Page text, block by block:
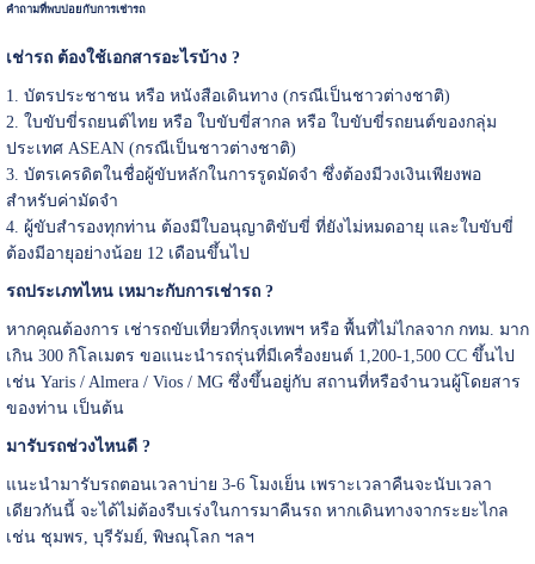
คำถามที่พบบ่อยกับการเช่ารถ
เช่ารถ ต้องใช้เอกสารอะไรบ้าง ?
1. บัตรประชาชน หรือ หนังสือเดินทาง (กรณีเป็นชาวต่างชาติ)
2. ใบขับขี่รถยนต์ไทย หรือ ใบขับขี่สากล หรือ ใบขับขี่รถยนต์ของกลุ่ม
ประเทศ ASEAN (กรณีเป็นชาวต่างชาติ)
3. บัตรเครดิตในชื่อผู้ขับหลักในการรูดมัดจำ ซึ่งต้องมีวงเงินเพียงพอ
สำหรับค่ามัดจำ
4. ผู้ขับสำรองทุกท่าน ต้องมีใบอนุญาติขับขี่ ที่ยังไม่หมดอายุ และใบขับขี่
ต้องมีอายุอย่างน้อย 12 เดือนขึ้นไป
รถประเภทไหน เหมาะกับการเช่ารถ ?
หากคุณต้องการ เช่ารถขับเที่ยวที่กรุงเทพฯ หรือ พื้นที่ไม่ไกลจาก กทม. มาก
เกิน 300 กิโลเมตร ขอแนะนำรถรุ่นที่มีเครื่องยนต์ 1,200-1,500 CC ขึ้นไป
เช่น Yaris / Almera / Vios / MG ซึ่งขึ้นอยู่กับ สถานที่หรือจำนวนผู้โดยสาร
ของท่าน เป็นต้น
มารับรถช่วงไหนดี ?
แนะนำมารับรถตอนเวลาบ่าย 3-6 โมงเย็น เพราะเวลาคืนจะนับเวลา
เดียวกันนี้ จะได้ไม่ต้องรีบเร่งในการมาคืนรถ หากเดินทางจากระยะไกล
เช่น ชุมพร, บุรีรัมย์, พิษณุโลก ฯลฯ